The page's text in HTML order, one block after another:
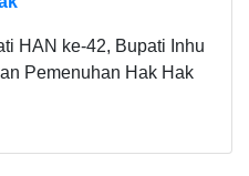
HAN ke-42, Bupati Inhu
Pemenuhan Hak Hak